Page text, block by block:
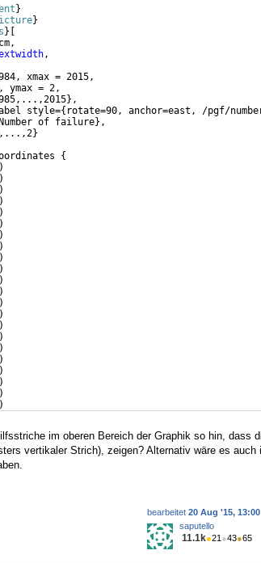
}
}
}
,
xmax = 2015,
ymax = 2,
} ,
style=
{ rotate=90, anchor=east, /pgf/
Number of failure} ,
}
{
)
)
)
)
)
)
)
)
)
)
)
)
)
)
)
)
)
)
)
)
)
)
im oberen Bereich der Graphik so hin, dass
vertikaler Strich), zeigen? Alternativ wäre es auch
bearbeitet 20 Aug '15, 13:00
saputello
11.1k●21 ●43●65